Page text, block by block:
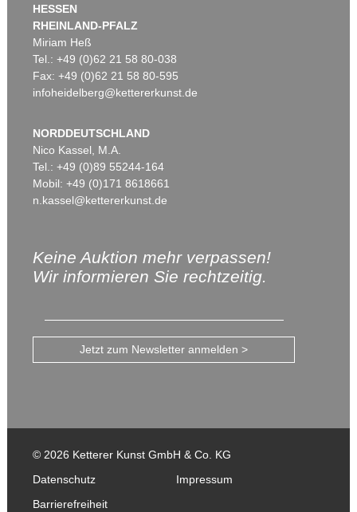
HESSEN
RHEINLAND-PFALZ
Miriam Heß
Tel.: +49 (0)62 21 58 80-038
Fax: +49 (0)62 21 58 80-595
infoheidelberg@kettererkunst.de
NORDDEUTSCHLAND
Nico Kassel, M.A.
Tel.: +49 (0)89 55244-164
Mobil: +49 (0)171 8618661
n.kassel@kettererkunst.de
Keine Auktion mehr verpassen!
Wir informieren Sie rechtzeitig.
Jetzt zum Newsletter anmelden >
© 2026 Ketterer Kunst GmbH & Co. KG
Datenschutz
Impressum
Barrierefreiheit